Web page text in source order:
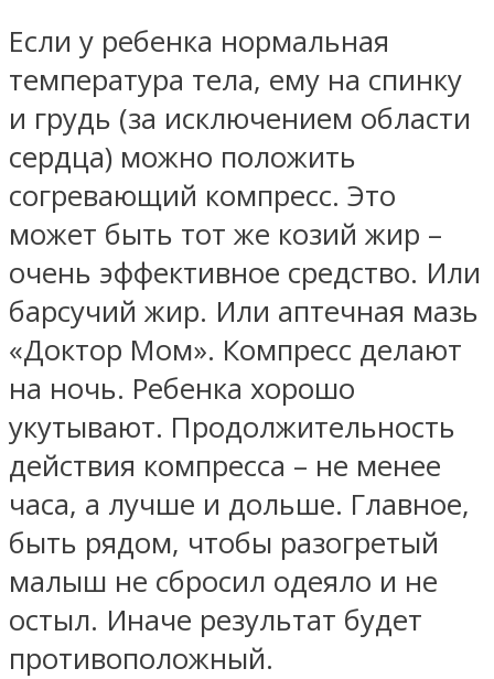
Если у ребенка нормальная
температура тела, ему на спинку
и грудь (за исключением области
сердца) можно положить
согревающий компресс. Это
может быть тот же козий жир –
очень эффективное средство. Или
барсучий жир. Или аптечная мазь
«Доктор Мом». Компресс делают
на ночь. Ребенка хорошо
укутывают. Продолжительность
действия компресса – не менее
часа, а лучше и дольше. Главное,
быть рядом, чтобы разогретый
малыш не сбросил одеяло и не
остыл. Иначе результат будет
противоположный.